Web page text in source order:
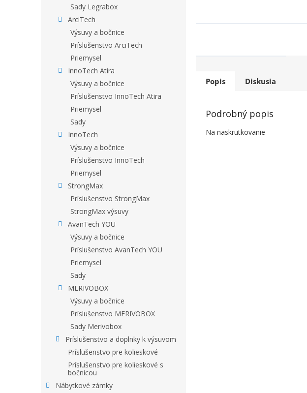
Sady Legrabox
ArciTech
Výsuvy a bočnice
Príslušenstvo ArciTech
Priemysel
InnoTech Atira
Výsuvy a bočnice
Príslušenstvo InnoTech Atira
Priemysel
Sady
InnoTech
Výsuvy a bočnice
Príslušenstvo InnoTech
Priemysel
StrongMax
Príslušenstvo StrongMax
StrongMax výsuvy
AvanTech YOU
Výsuvy a bočnice
Príslušenstvo AvanTech YOU
Priemysel
Sady
MERIVOBOX
Výsuvy a bočnice
Príslušenstvo MERIVOBOX
Sady Merivobox
Príslušenstvo a doplnky k výsuvom
Príslušenstvo pre kolieskové
Príslušenstvo pre kolieskové s
bočnicou
Nábytkové zámky
Popis Diskusia
Podrobný popis
Na naskrutkovanie